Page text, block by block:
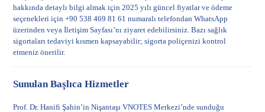
hakkında detaylı bilgi almak için 2025 yılı güncel fiyatlar ve ödeme
seçenekleri için +90 538 469 81 61 numaralı telefondan WhatsApp
üzerinden veyaİletişim Sayfası’nı ziyaret edebilirsiniz. Bazı sağlık
sigortaları tedaviyi kısmen kapsayabilir; sigorta poliçenizi kontrol
etmeniz önerilir.
Sunulan Başlıca Hizmetler
Prof. Dr. Hanifi Şahin’in Nişantaşı VNOTES Merkezi’nde sunduğu